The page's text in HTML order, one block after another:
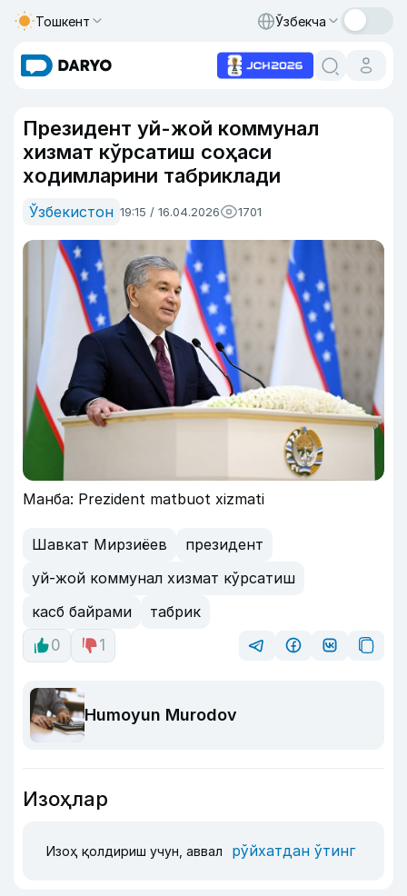
Тошкент Ўзбекча
Президент уй-жой коммунал
хизмат кўрсатиш соҳаси
ходимларини табриклади
Ўзбекистон 19:15 / 16.04.2026 1701
Манба: Prezident matbuot xizmati
Шавкат Мирзиёев
президент
уй-жой коммунал хизмат кўрсатиш
касб байрами
табрик
0
1
Humoyun Murodov
Изоҳлар
Изоҳ қолдириш учун, аввал рўйхатдан ўтинг